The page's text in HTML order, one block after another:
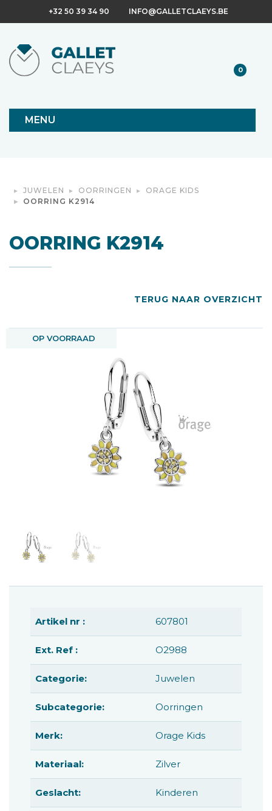
+32 50 39 34 90 INFO@GALLETCLAEYS.BE
0
MENU
JUWELEN OORRINGEN
ORAGE KIDS
OORRING K2914
OORRING K2914
TERUG NAAR OVERZICHT
OP VOORRAAD
Artikel nr : 607801
Ext. Ref : O2988
Categorie: Juwelen
Subcategorie: Oorringen
Merk: Orage Kids
Materiaal: Zilver
Geslacht: Kinderen